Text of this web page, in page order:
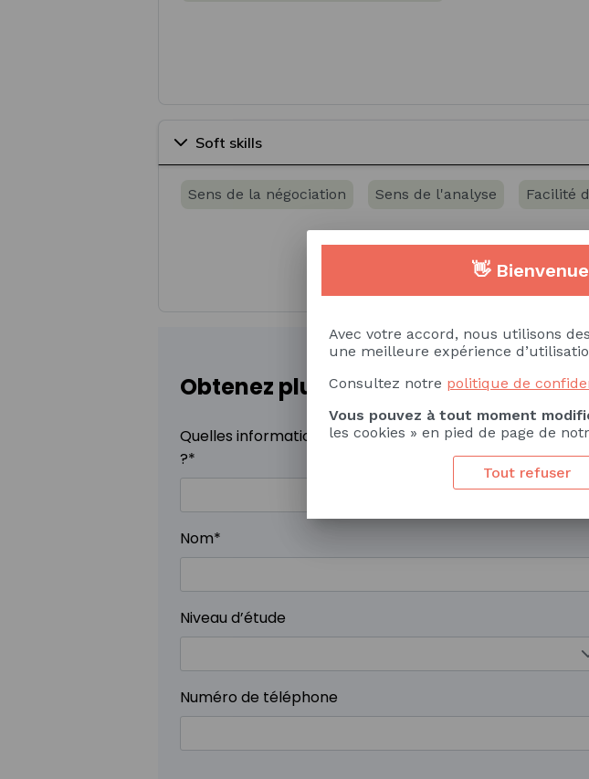
Soft skills
Sens de la négociation Sens de l'analyse Facilité
Obtenez plus d'informations
Quelles informations supplémentaires aimeriez-vous
?*
Nom*
Niveau d’étude
Numéro de téléphone
👋
Avec votre accord, nous utilisons
une meilleure expérience
Consultez notre politique de
Vous pouvez à tout moment
les cookies » en pied de page de
Tout refuser